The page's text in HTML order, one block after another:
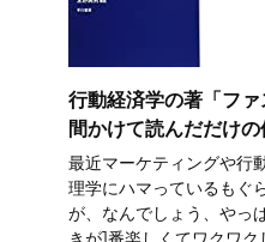
行動経済学の著「フ
間かけて読んだだけの
最近マーケティングや行
理学にハマっているもぐ
が、なんでしょう、やっ